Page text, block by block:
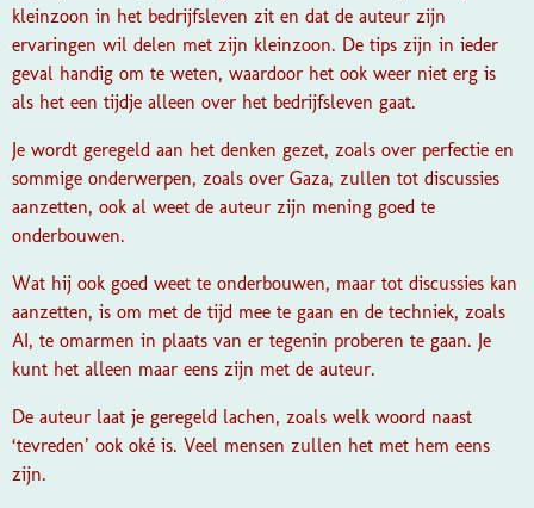
kleinzoon in het bedrijfsleven zit en dat de auteur zijn
ervaringen wil delen met zijn kleinzoon. De tips zijn in ieder
geval handig om te weten, waardoor het ook weer niet erg is
als het een tijdje alleen over het bedrijfsleven gaat.
Je wordt geregeld aan het denken gezet, zoals over perfectie en
sommige onderwerpen, zoals over Gaza, zullen tot discussies
aanzetten, ook al weet de auteur zijn mening goed te
onderbouwen.
Wat hij ook goed weet te onderbouwen, maar tot discussies kan
aanzetten, is om met de tijd mee te gaan en de techniek, zoals
AI, te omarmen in plaats van er tegenin proberen te gaan. Je
kunt het alleen maar eens zijn met de auteur.
De auteur laat je geregeld lachen, zoals welk woord naast
‘tevreden’ ook oké is. Veel mensen zullen het met hem eens
zijn.